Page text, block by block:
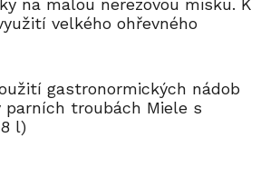
na malou nerezovou misku. K
velkého ohřevného
gastronormických nádob
parních troubách Miele s
l)